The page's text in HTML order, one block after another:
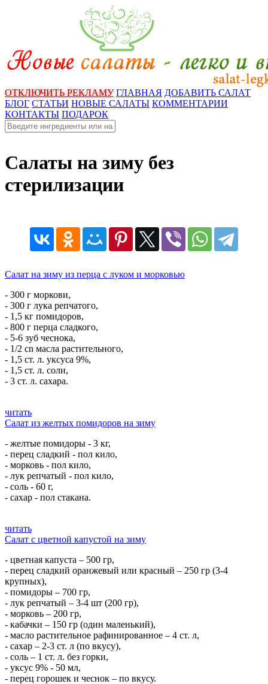
ОТКЛЮЧИТЬ РЕКЛАМУ ГЛАВНАЯ ДОБАВИТЬ САЛАТ
БЛОГ СТАТЬИ НОВЫЕ САЛАТЫ КОММЕНТАРИИ
КОНТАКТЫ ПОДАРОК
Салаты на зиму без
стерилизации
Салат на зиму из перца с луком и морковью
- 300 г моркови,
- 300 г лука репчатого,
- 1,5 кг помидоров,
- 800 г перца сладкого,
- 5-6 зуб чеснока,
- 1/2 cn масла растительного,
- 1,5 ст. л. уксуса 9%,
- 1,5 ст. л. соли,
- 3 ст. л. сахара.
читать
Салат из желтых помидоров на зиму
- желтые помидоры - 3 кг,
- перец сладкий - пол кило,
- морковь - пол кило,
- лук репчатый - пол кило,
- соль - 60 г,
- сахар - пол стакана.
читать
Салат с цветной капустой на зиму
- цветная капуста – 500 гр,
- перец сладкий оранжевый или красный – 250 гр (3-4
крупных),
- помидоры – 700 гр,
- лук репчатый – 3-4 шт (200 гр),
- морковь – 200 гр,
- кабачки – 150 гр (один маленький),
- масло растительное рафинированное – 4 ст. л,
- сахар – 2-3 ст. л (по вкусу),
- соль – 1 ст. л. без горки,
- уксус 9% - 50 мл,
- перец горошек и чеснок – по вкусу.